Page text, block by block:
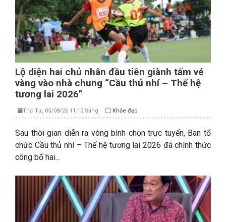
Lộ diện hai chủ nhân đầu tiên giành tấm vé
vàng vào nhà chung “Cầu thủ nhí – Thế hệ
tương lai 2026”
Thứ Tư, 05/08/26 11:12 Sáng Khỏe đẹp
Sau thời gian diễn ra vòng bình chọn trực tuyến, Ban tổ
chức Cầu thủ nhí – Thế hệ tương lai 2026 đã chính thức
công bố hai…